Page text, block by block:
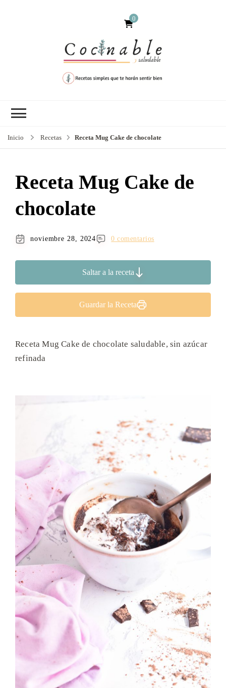
0
Inicio Recetas Receta Mug Cake de chocolate
Receta Mug Cake de
chocolate
noviembre 28, 2024 0 comentarios
Saltar a la receta
Guardar la Receta
Receta Mug Cake de chocolate saludable, sin azúcar
refinada